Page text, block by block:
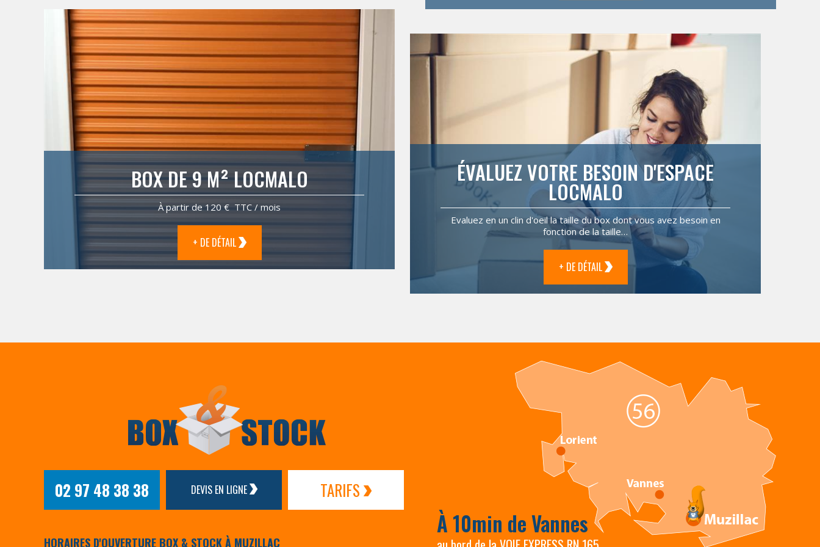
BOX DE 9 M² LOCMALO
À partir de 120 € TTC / mois
+ DE DÉTAIL
ÉVALUEZ VOTRE BESOIN D'ESPACE
LOCMALO
Evaluez en un clin d'oeil la taille du box dont vous avez besoin en
fonction de la taille…
+ DE DÉTAIL
02 97 48 38 38 DEVIS EN LIGNE TARIFS
HORAIRES D'OUVERTURE BOX & STOCK À MUZILLAC
À 10min de Vannes